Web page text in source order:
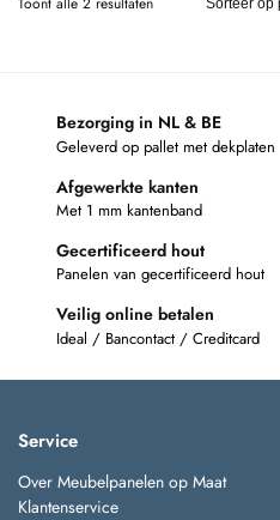
Bezorging in NL & BE
Geleverd op pallet met dekplaten
Afgewerkte kanten
Met 1 mm kantenband
Gecertificeerd hout
Panelen van gecertificeerd hout
Veilig online betalen
Ideal / Bancontact / Creditcard
Service
Over Meubelpanelen op Maat
Klantenservice